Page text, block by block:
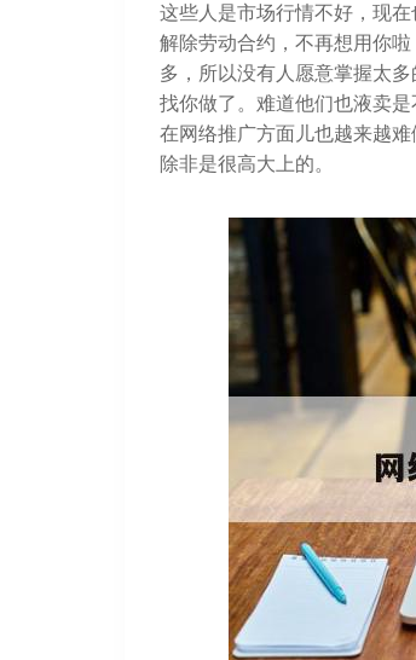
这些人是市场行情不好，现
解除劳动合约，不再想用你
多，所以没有人愿意掌握太
找你做了。难道他们也液卖
在网络推广方面儿也越来越
除非是很高大上的。